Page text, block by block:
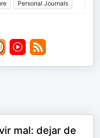
Personal Journals
mal: dejar de